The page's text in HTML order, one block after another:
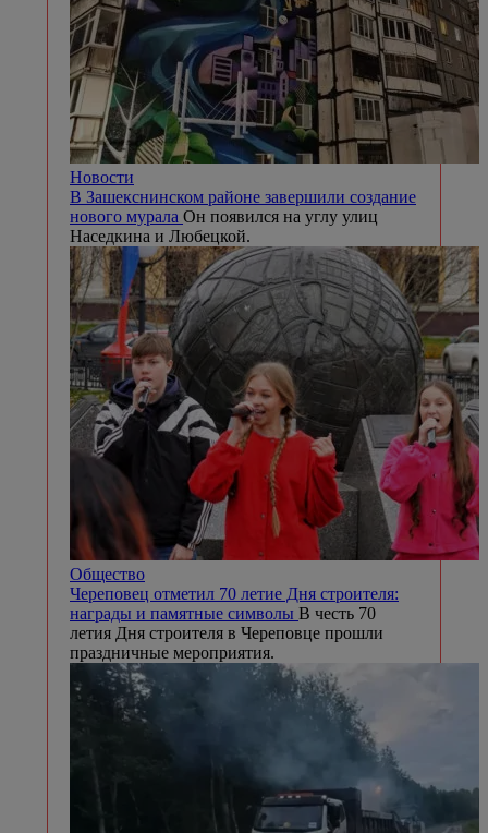
Новости
В Зашекснинском районе завершили создание
нового мурала Он появился на углу улиц
Наседкина и Любецкой.
Общество
Череповец отметил 70 летие Дня строителя:
награды и памятные символы В честь 70
летия Дня строителя в Череповце прошли
праздничные мероприятия.